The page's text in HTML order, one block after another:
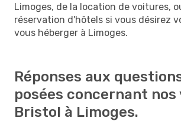
Limoges, de la location de voitures,
réservation d'hôtels si vous désirez
vous héberger à Limoges.
Réponses aux
posées concernant nos
Bristol à Limoges.